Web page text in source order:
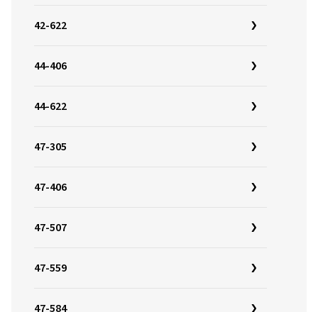
42-622
44-406
44-622
47-305
47-406
47-507
47-559
47-584